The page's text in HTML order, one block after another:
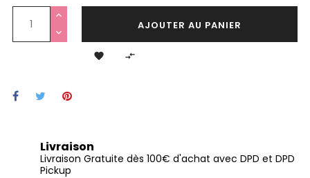
AJOUTER AU PANIER
 
Livraison
Livraison Gratuite dès 100€ d'achat avec DPD et DPD
Pickup